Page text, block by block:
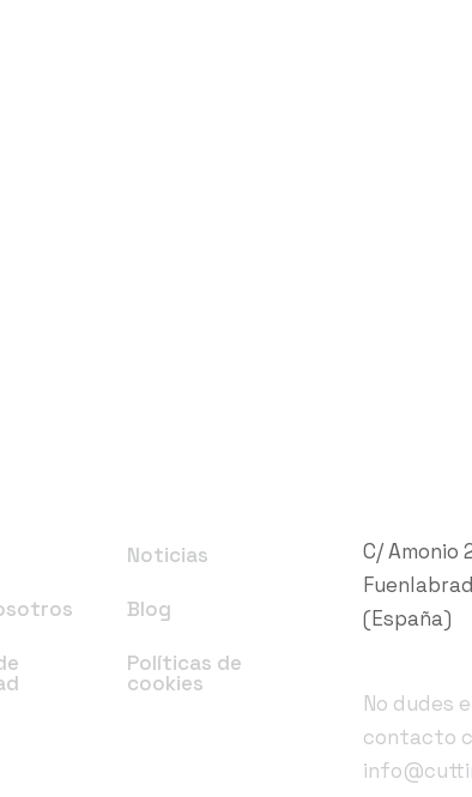
Noticias
Blog
Políticas de
cookies
C/ Amonio
(España)
No dudes
contacto